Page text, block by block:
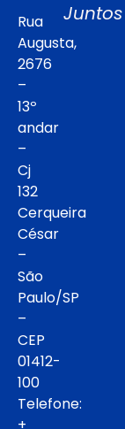
Rua
Augusta,
2676
–
13º
andar
–
Cj
132
Cerqueira
César
–
São
Paulo/SP
–
CEP
01412-
100
Telefone: